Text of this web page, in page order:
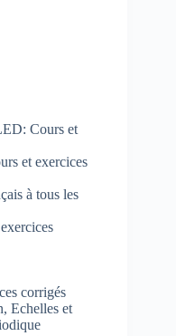
Cours et
et exercices
à tous les
corrigés
Echelles et